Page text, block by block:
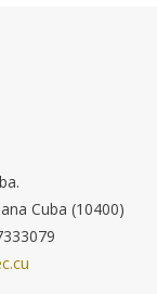
Cuba (10400)